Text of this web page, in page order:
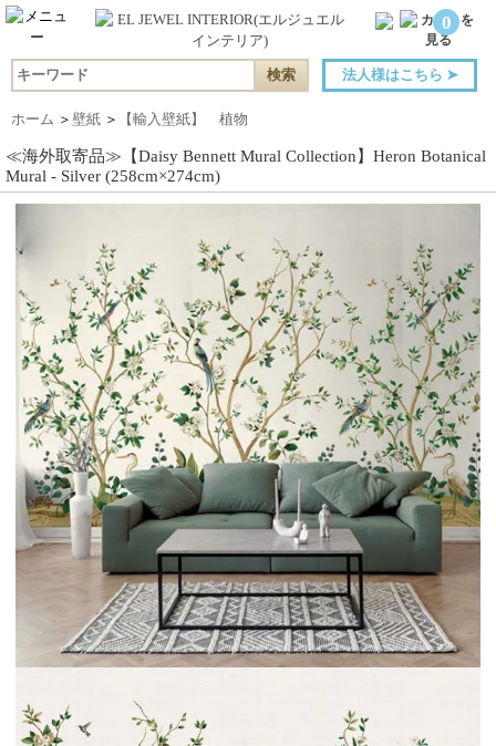
0
法人様はこちら ➤
ホーム ＞ 壁紙 ＞ 【輸入壁紙】 植物
≪海外取寄品≫【Daisy Bennett Mural Collection】Heron Botanical
Mural - Silver (258cm×274cm)